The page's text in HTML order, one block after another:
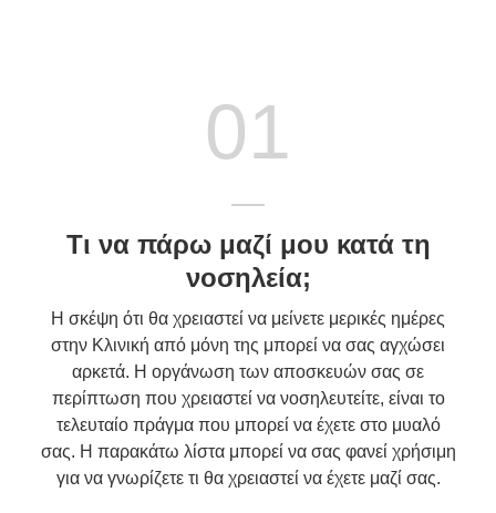
01
Τι να πάρω μαζί μου κατά τη
νοσηλεία;
Η σκέψη ότι θα χρειαστεί να μείνετε μερικές ημέρες
στην Κλινική από μόνη της μπορεί να σας αγχώσει
αρκετά. Η οργάνωση των αποσκευών σας σε
περίπτωση που χρειαστεί να νοσηλευτείτε, είναι το
τελευταίο πράγμα που μπορεί να έχετε στο μυαλό
σας. Η παρακάτω λίστα μπορεί να σας φανεί χρήσιμη
για να γνωρίζετε τι θα χρειαστεί να έχετε μαζί σας.